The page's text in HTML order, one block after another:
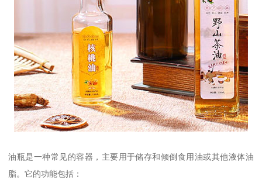
油瓶是一种常见的容器，主要用于储存和倾倒食用油或其他液体油
脂。它的功能包括：